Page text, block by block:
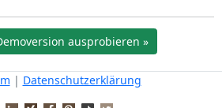
ausprobieren »
| Datenschutzerklärung